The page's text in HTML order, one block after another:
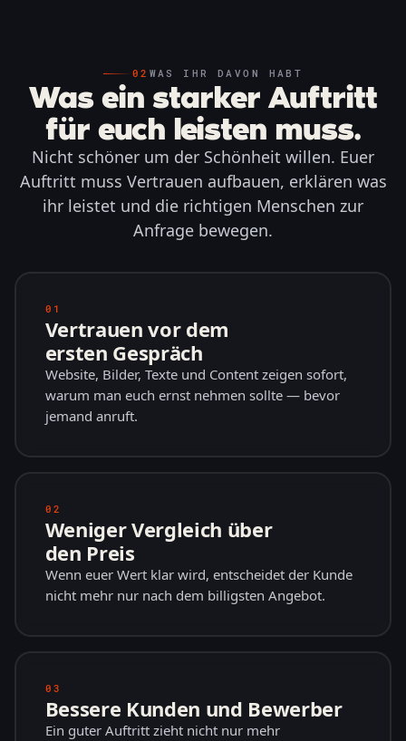
02 WAS IHR DAVON HABT
Was ein starker Auftritt
für euch leisten muss.
Nicht schöner um der Schönheit willen. Euer
Auftritt muss Vertrauen aufbauen, erklären was
ihr leistet und die richtigen Menschen zur
Anfrage bewegen.
01
Vertrauen vor dem
ersten Gespräch
Website, Bilder, Texte und Content zeigen sofort,
warum man euch ernst nehmen sollte — bevor
jemand anruft.
02
Weniger Vergleich über
den Preis
Wenn euer Wert klar wird, entscheidet der Kunde
nicht mehr nur nach dem billigsten Angebot.
03
Bessere Kunden und Bewerber
Ein guter Auftritt zieht nicht nur mehr